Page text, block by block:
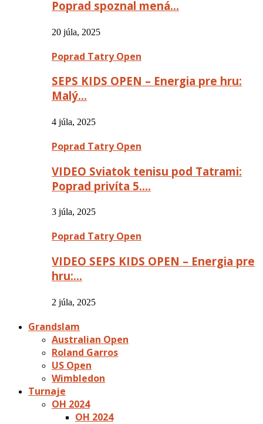
Poprad spoznal mená…
20 júla, 2025
Poprad Tatry Open
SEPS KIDS OPEN – Energia pre hru:
Malý…
4 júla, 2025
Poprad Tatry Open
VIDEO Sviatok tenisu pod Tatrami:
Poprad privíta 5….
3 júla, 2025
Poprad Tatry Open
VIDEO SEPS KIDS OPEN – Energia pre
hru:…
2 júla, 2025
Grandslam
Australian Open
Roland Garros
US Open
Wimbledon
Turnaje
OH 2024
OH 2024